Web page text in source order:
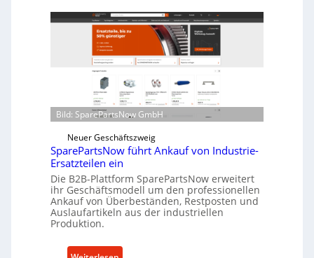
l
l
n
t
w
i
c
k
e
l
t
Bild: SparePartsNow GmbH
Neuer Geschäftszweig
SparePartsNow führt Ankauf von Industrie-
Ersatzteilen ein
Die B2B-Plattform SparePartsNow erweitert
ihr Geschäftsmodell um den professionellen
Ankauf von Überbeständen, Restposten und
Auslaufartikeln aus der industriellen
Produktion.